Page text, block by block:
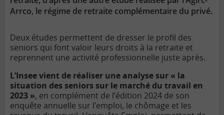
Arrco, le régime de retraite complémentaire du privé.
Deux études permettent de dresser le profil des
seniors qui font valoir leurs droits à la retraite et
reprennent une activité professionnelle juste après.
L’Insee vient de réaliser une analyse sur « la
situation des seniors sur le marché du travail en
2023 », en complément de l’édition 2024 de son
enquête annuelle sur l’emploi, le chômage et les